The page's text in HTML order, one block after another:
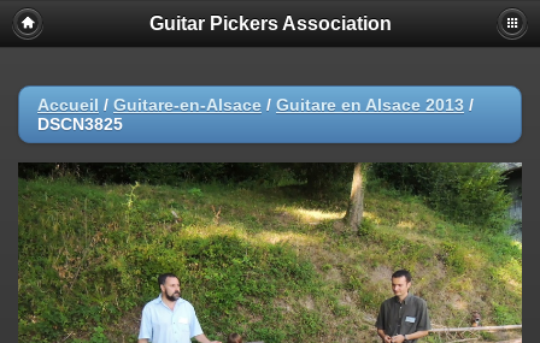
Guitar Pickers Association
Accueil / Guitare-en-Alsace / Guitare en Alsace 2013 /
DSCN3825